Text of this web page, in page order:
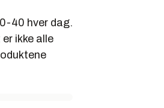
40 hver dag.
ikke alle